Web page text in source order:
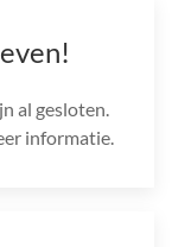
al gesloten.
informatie.